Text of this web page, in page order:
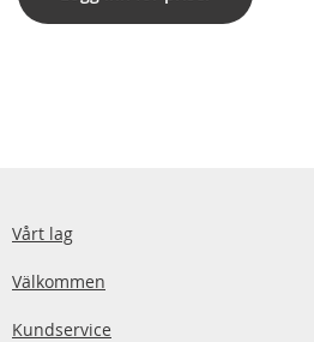
Vårt lag
Välkommen
Kundservice